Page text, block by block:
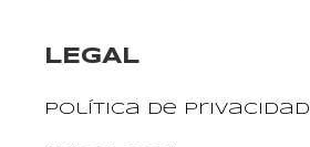
LEGAL
Política de privacidad